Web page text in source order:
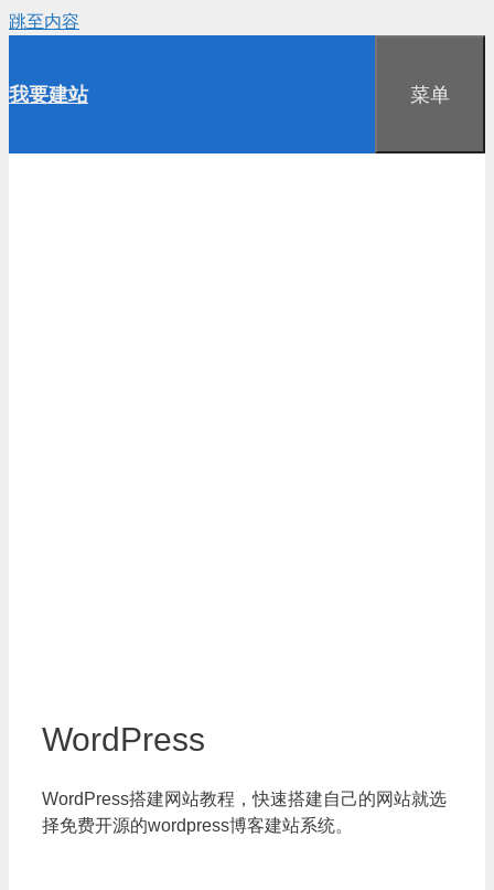
跳至内容
我要建站 菜单
WordPress
WordPress搭建网站教程，快速搭建自己的网站就选
择免费开源的wordpress博客建站系统。